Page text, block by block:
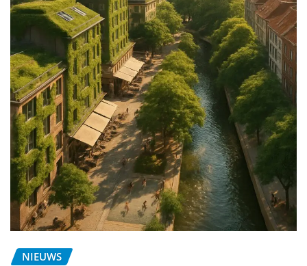
NIEUWS